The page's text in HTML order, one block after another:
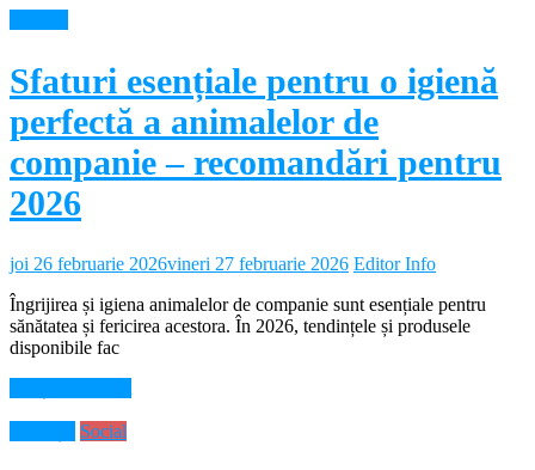
Sfaturi esențiale pentru o igienă
perfectă a animalelor de
companie – recomandări pentru
2026
joi 26 februarie 2026vineri 27 februarie 2026 Editor Info
Îngrijirea și igiena animalelor de companie sunt esențiale pentru
sănătatea și fericirea acestora. În 2026, tendințele și produsele
disponibile fac
Social